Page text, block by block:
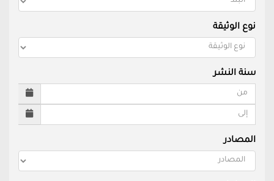
نوع الوثيقة
سنة النشر
المصادر